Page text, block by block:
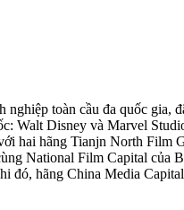
toàn cầu đa quốc gia,
Walt Disney và Marvel
hai hãng Tianjn North
National Film Capital của
đó, hãng China Media